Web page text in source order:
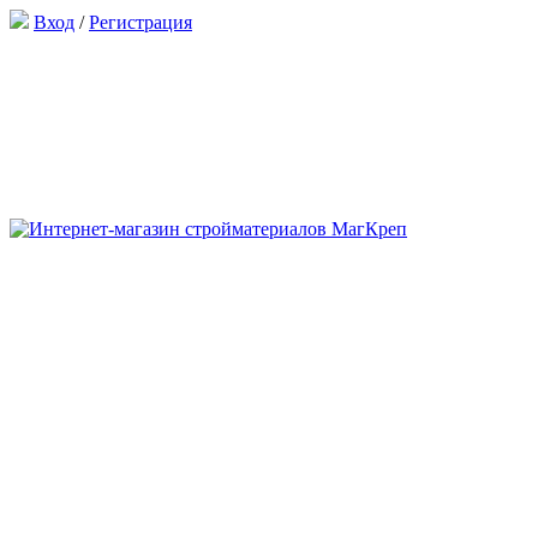
Вход /Регистрация